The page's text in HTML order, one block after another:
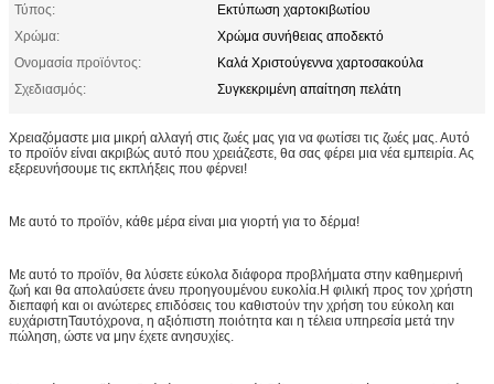
Τύπος:
Εκτύπωση χαρτοκιβωτίου
Χρώμα:
Χρώμα συνήθειας αποδεκτό
Ονομασία προϊόντος:
Καλά Χριστούγεννα χαρτοσακούλα
Σχεδιασμός:
Συγκεκριμένη απαίτηση πελάτη
Χρειαζόμαστε μια μικρή αλλαγή στις ζωές μας για να φωτίσει τις ζωές μας. Αυτό
το προϊόν είναι ακριβώς αυτό που χρειάζεστε, θα σας φέρει μια νέα εμπειρία. Ας
εξερευνήσουμε τις εκπλήξεις που φέρνει!
Με αυτό το προϊόν, κάθε μέρα είναι μια γιορτή για το δέρμα!
Με αυτό το προϊόν, θα λύσετε εύκολα διάφορα προβλήματα στην καθημερινή
ζωή και θα απολαύσετε άνευ προηγουμένου ευκολία.Η φιλική προς τον χρήστη
διεπαφή και οι ανώτερες επιδόσεις του καθιστούν την χρήση του εύκολη και
ευχάριστηΤαυτόχρονα, η αξιόπιστη ποιότητα και η τέλεια υπηρεσία μετά την
πώληση, ώστε να μην έχετε ανησυχίες.